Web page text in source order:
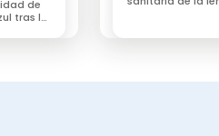
de
tras la